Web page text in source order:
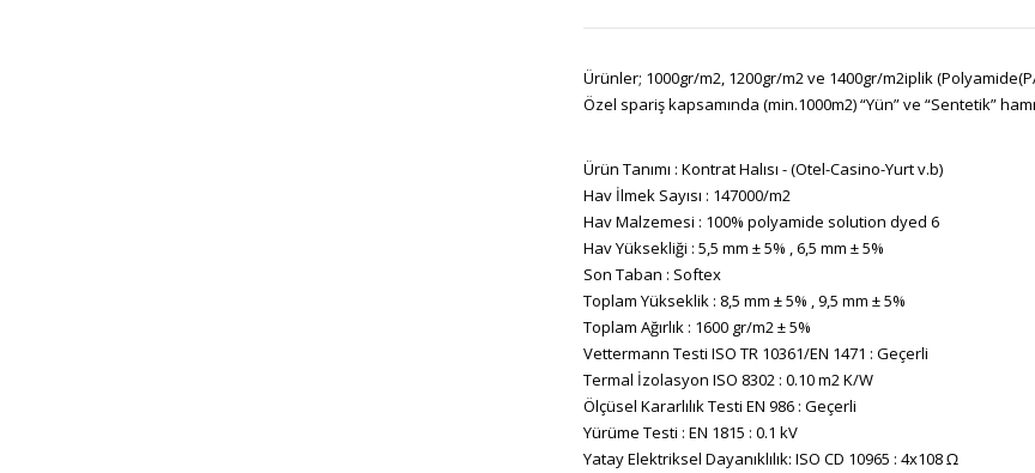
Ürünler; 1000gr/m2, 1200gr/m2 ve 1400gr/m2iplik
Özel spariş kapsamında (min.1000m2) “Yün” ve “Sentetik”
Ürün Tanımı : Kontrat Halısı - (Otel-Casino-Yurt v.b)
Hav İlmek Sayısı : 147000/m2
Hav Malzemesi : 100% polyamide solution dyed 6
Hav Yüksekliği : 5,5 mm ± 5% , 6,5 mm ± 5%
Son Taban : Softex
Toplam Yükseklik : 8,5 mm ± 5% , 9,5 mm ± 5%
Toplam Ağırlık : 1600 gr/m2 ± 5%
Vettermann Testi ISO TR 10361/EN 1471 : Geçerli
Termal İzolasyon ISO 8302 : 0.10 m2 K/W
Ölçüsel Kararlılık Testi EN 986 : Geçerli
Yürüme Testi : EN 1815 : 0.1 kV
Yatay Elektriksel Dayanıklılık: ISO CD 10965 : 4x108 Ω